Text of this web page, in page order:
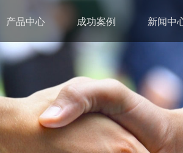
产品中心 成功案例 新闻中